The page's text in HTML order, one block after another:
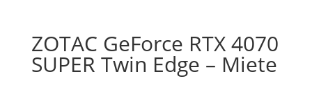
ZOTAC GeForce RTX 4070
SUPER Twin Edge – Miete